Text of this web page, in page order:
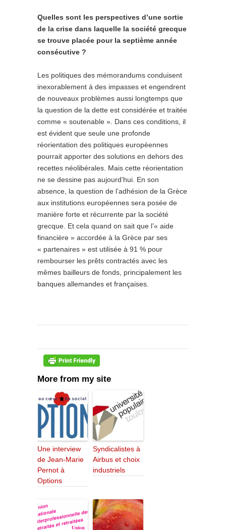
Quelles sont les perspectives d’une sortie
de la crise dans laquelle la société grecque
se trouve placée pour la septième année
consécutive ?
Les politiques des mémorandums conduisent
inexorablement à des impasses et engendrent
de nouveaux problèmes aussi longtemps que
la question de la dette est considérée et traitée
comme « soutenable ». Dans ces conditions, il
est évident que seule une profonde
réorientation des politiques européennes
pourrait apporter des solutions en dehors des
recettes néolibérales. Mais cette réorientation
ne se dessine pas aujourd’hui. En son
absence, la question de l’adhésion de la Grèce
aux institutions européennes sera posée de
manière forte et récurrente par la société
grecque. Et cela quand on sait que l’« aide
financière » accordée à la Grèce par ses
« partenaires » est utilisée à 91 % pour
rembourser les prêts contractés avec les
mêmes bailleurs de fonds, principalement les
banques allemandes et françaises.
More from my site
Une interview
de Jean-Marie
Pernot à
Options
Syndicalistes à
Airbus et choix
industriels